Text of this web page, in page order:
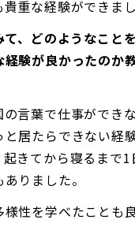
重な経験ができまし
て、どのようなこと
験が良かったのか
の言葉で仕事ができ
居たらできない経
きてから寝るまで1
りました。
性を学べたことも